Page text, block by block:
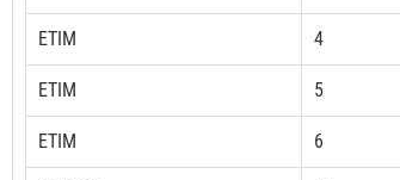
ETIM 4
ETIM 5
ETIM 6